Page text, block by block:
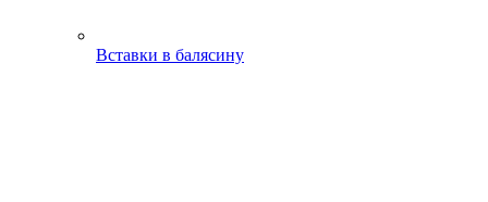
Вставки в балясину